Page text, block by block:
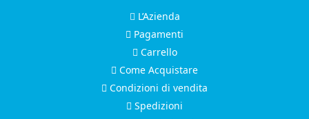
L’Azienda
Pagamenti
Carrello
Come Acquistare
Condizioni di vendita
Spedizioni